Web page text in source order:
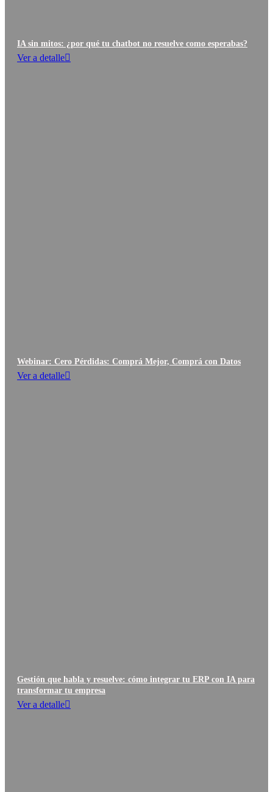
IA sin mitos: ¿por qué tu chatbot no resuelve como esperabas?
Ver a detalle
Webinar: Cero Pérdidas: Comprá Mejor, Comprá con Datos
Ver a detalle
Gestión que habla y resuelve: cómo integrar tu ERP con IA para
transformar tu empresa
Ver a detalle